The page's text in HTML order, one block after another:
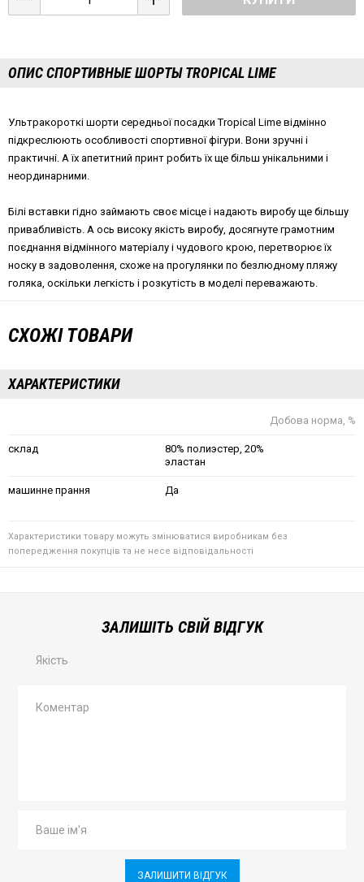
ОПИС СПОРТИВНЫЕ ШОРТЫ TROPICAL LIME
Ультракороткі шорти середньої посадки Tropical Lime відмінно
підкреслюють особливості спортивної фігури. Вони зручні і
практичні. А їх апетитний принт робить їх ще більш унікальними і
неординарними.
Білі вставки гідно займають своє місце і надають виробу ще більшу
привабливість. А ось високу якість виробу, досягнуте грамотним
поєднання відмінного матеріалу і чудового крою, перетворює їх
носку в задоволення, схоже на прогулянки по безлюдному пляжу
голяка, оскільки легкість і розкутість в моделі переважають.
СХОЖІ ТОВАРИ
ХАРАКТЕРИСТИКИ
Добова норма, %
склад
80% полиэстер, 20%
эластан
машинне прання Да
Характеристики товару можуть змінюватися виробникам без
попередження покупців та не несе відповідальності
ЗАЛИШІТЬ СВІЙ ВІДГУК
Якість
ЗАЛИШИТИ ВІДГУК